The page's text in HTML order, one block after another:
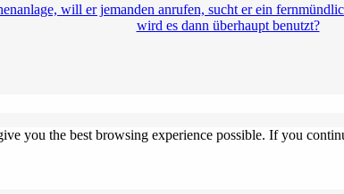
will er jemanden anrufen, sucht er ein
wird es dann überhaupt benutzt?
you the best browsing experience possible. If you